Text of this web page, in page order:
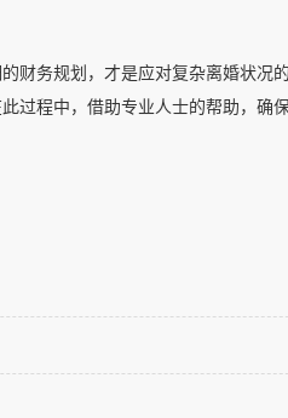
财务规划，才是应对复杂离婚状况
过程中，借助专业人士的帮助，确